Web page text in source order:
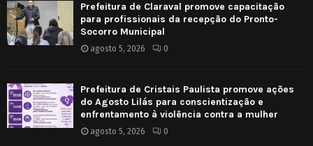
Prefeitura de Claraval promove capacitação
para profissionais da recepção do Pronto-
Socorro Municipal
agosto 5, 2026 0
Prefeitura de Cristais Paulista promove ações
do Agosto Lilás para conscientização e
enfrentamento à violência contra a mulher
agosto 5, 2026 0